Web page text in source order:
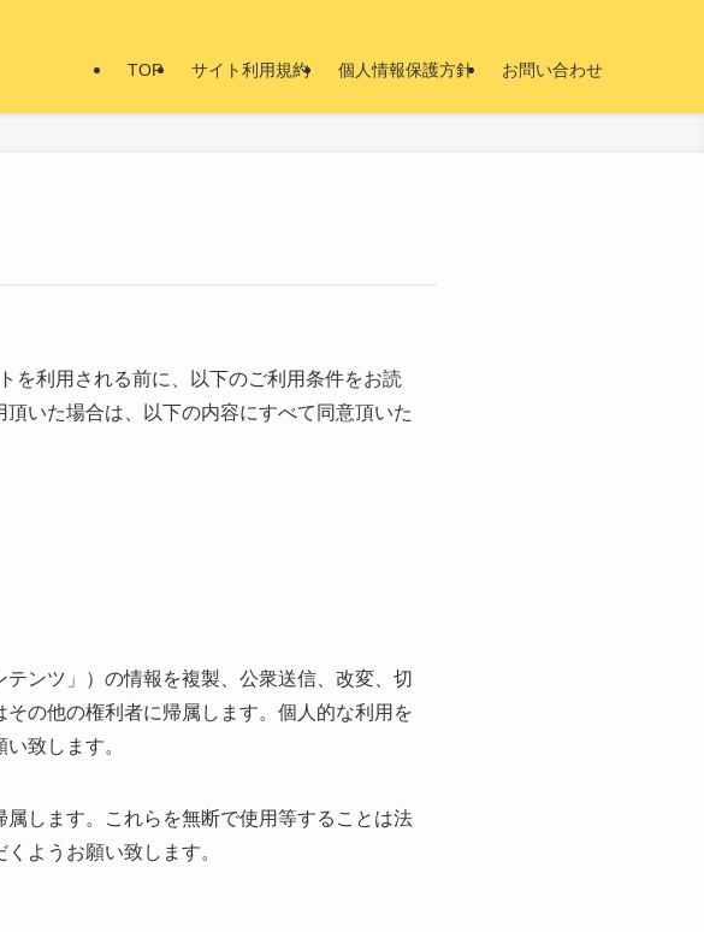
金ない.com
TOP サイト利用規約 個人情報保護方針 お問い合わせ
を利用される前に、以下のご利用条件をお読
いた場合は、以下の内容にすべて同意頂いた
ンツ」）の情報を複製、公衆送信、改変、切
の他の権利者に帰属します。個人的な利用を
致します。
します。これらを無断で使用等することは法
ようお願い致します。